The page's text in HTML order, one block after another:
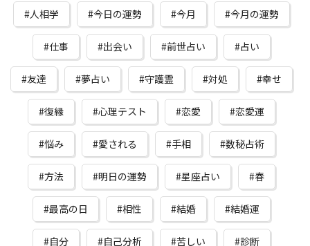
人相学 今日の運勢 今月 今月の運勢
仕事 出会い 前世占い 占い
友達 夢占い 守護霊 対処 幸せ
復縁 心理テスト 恋愛 恋愛運
悩み 愛される 手相 数秘占術
方法 明日の運勢 星座占い 春
最高の日 相性 結婚 結婚運
自分 自己分析 苦しい 診断